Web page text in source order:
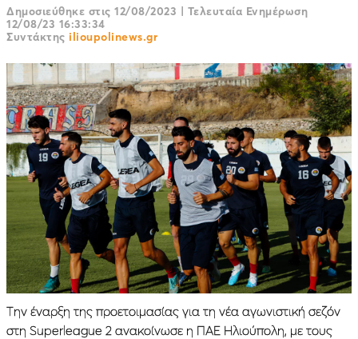
Δημοσιεύθηκε στις 12/08/2023 | Τελευταία Ενημέρωση
12/08/23 16:33:34
Συντάκτης ilioupolinews.gr
Την έναρξη της προετοιμασίας για τη νέα αγωνιστική σεζόν
στη Superleague 2 ανακοίνωσε η ΠΑΕ Ηλιούπολη, με τους